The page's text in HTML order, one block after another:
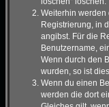
Weiterhin werden
Registrierung, in
angibst. Für die
Benutzername,
Wenn durch den
wurden, so ist
Wenn du einen
werden die dort